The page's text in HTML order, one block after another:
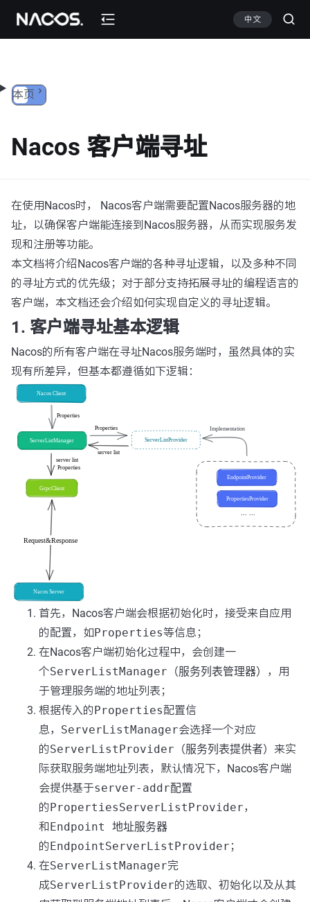
跳转到内容 中文
本页
Nacos 客户端寻址
在使用Nacos时， Nacos客户端需要配置Nacos服务器的地
址，以确保客户端能连接到Nacos服务器，从而实现服务发
现和注册等功能。
本文档将介绍Nacos客户端的各种寻址逻辑，以及多种不同
的寻址方式的优先级；对于部分支持拓展寻址的编程语言的
客户端，本文档还会介绍如何实现自定义的寻址逻辑。
1. 客户端寻址基本逻辑
Nacos的所有客户端在寻址Nacos服务端时，虽然具体的实
现有所差异，但基本都遵循如下逻辑：
首先，Nacos客户端会根据初始化时，接受来自应用
的配置，如Properties等信息；
在Nacos客户端初始化过程中，会创建一
个ServerListManager（服务列表管理器）
，用
于管理服务端的地址列表；
根据传入的Properties配置信
息， ServerListManager会选择一个对应
的ServerListProvider（服务列表提供者） 来实
际获取服务端地址列表，默认情况下，Nacos客户端
会提供基于server-addr配置
的PropertiesServerListProvider，
和Endpoint 地址服务器
的EndpointServerListProvider ；
在ServerListManager完
成ServerListProvider的选取、初始化以及从其